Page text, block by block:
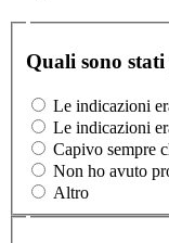
Quali sono
Le indicazioni
Le indicazioni
Capivo sempre
Non ho avuto
Altro